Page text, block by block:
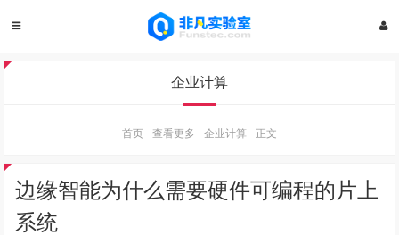
企业计算
首页 - 查看更多 - 企业计算 - 正文
边缘智能为什么需要硬件可编程的片上
系统